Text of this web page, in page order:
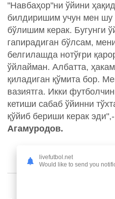
"Навбаҳор"ни ўйини
билдиришим учун мен
бўлишим керак. Бугунги
гапирадиган бўлсам,
белгилашда нотўғри
ўйлайман. Албатта,
қиладиган қўмита бор.
вазиятга. Икки
кетиши сабаб ўйинни
қўйиб бериши керак эди",-
Агамуродов.
livefutbol.net
Would like to send you